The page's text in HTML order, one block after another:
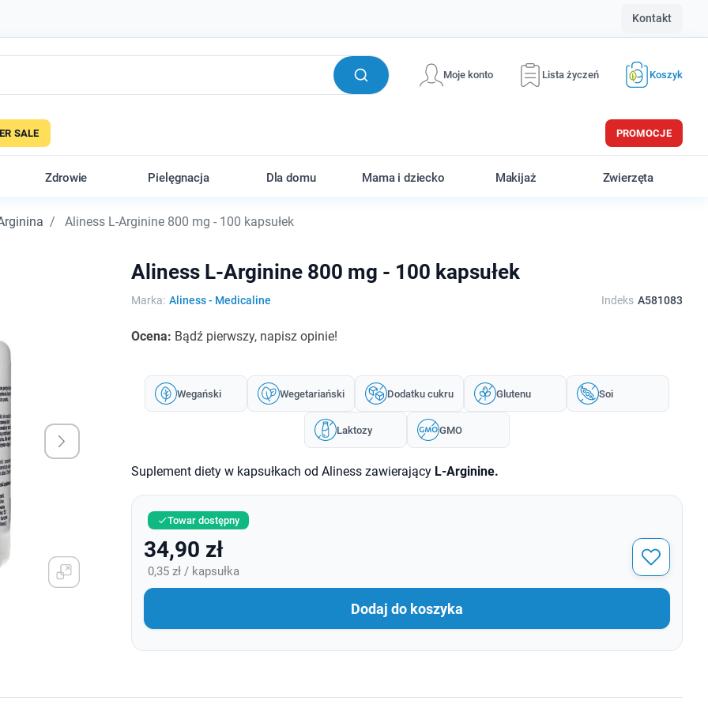
Kontakt
Moje konto Lista życzeń Koszyk
SALE PROMOCJE
Zdrowie Pielęgnacja Dla domu Mama i dziecko Makijaż Zwierzęta
Aliness L-Arginine 800 mg - 100 kapsułek
Aliness L-Arginine 800 mg - 100 kapsułek
Marka: Aliness - Medicaline Indeks A581083
Ocena: Bądź pierwszy, napisz opinie!
Wegański Wegetariański Dodatku cukru Glutenu Soi
Laktozy GMO
Suplement diety w kapsułkach od Aliness zawierający L-Arginine.
Towar dostępny
34,90 zł
0,35 zł / kapsułka
Dodaj do koszyka